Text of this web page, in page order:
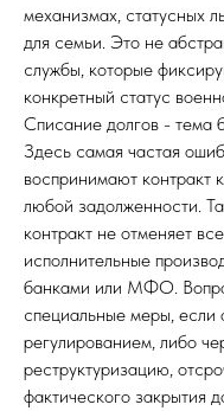
механизмах, статусных
для семьи. Это не
службы, которые
конкретный статус
Списание долгов - тема
Здесь самая частая
воспринимают контракт
любой задолженности.
контракт не отменяет
исполнительные
банками или МФО.
специальные меры,
регулированием, либо
реструктуризацию,
фактического закрытия